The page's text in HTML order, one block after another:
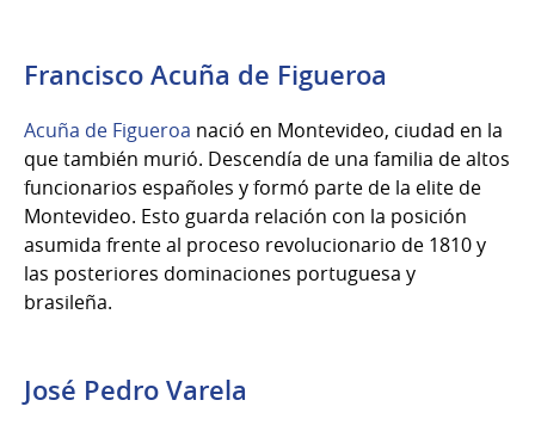
Francisco Acuña de Figueroa
Acuña de Figueroa nació en Montevideo, ciudad en la
que también murió. Descendía de una familia de altos
funcionarios españoles y formó parte de la elite de
Montevideo. Esto guarda relación con la posición
asumida frente al proceso revolucionario de 1810 y
las posteriores dominaciones portuguesa y
brasileña.
José Pedro Varela